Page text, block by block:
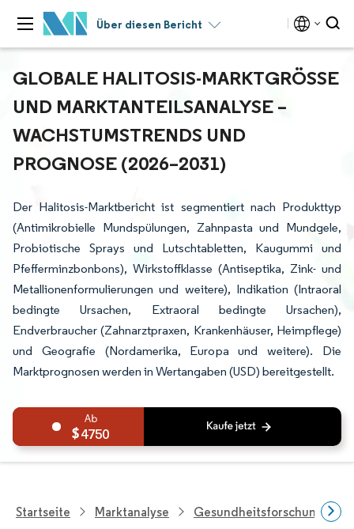
Über diesen Bericht
GLOBALE HALITOSIS-MARKTGRÖSSE U
ND MARKTANTEILSANALYSE – W
ACHSTUMSTRENDS UND P
ROGNOSE (2026–2031)
Der Halitosis-Marktbericht ist segmentiert nach Produkttyp
(Antimikrobielle Mundspülungen, Zahnpasta und Mundgele,
Probiotische Sprays und Lutschtabletten, Kaugummi und
Pfefferminzbonbons), Wirkstoffklasse (Antiseptika, Zink- und
Metallionenformulierungen und weitere), Indikation (Intraoral
bedingte Ursachen, Extraoral bedingte Ursachen),
Endverbraucher (Zahnarztpraxen, Krankenhäuser, Heimpflege)
und Geografie (Nordamerika, Europa und weitere). Die
Marktprognosen werden in Wertangaben (USD) bereitgestellt.
4750
Startseite Marktanalyse Gesundheitsforschung